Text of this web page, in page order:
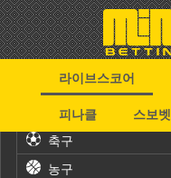
라이브스코어
피나클
스보벳
축구
농구